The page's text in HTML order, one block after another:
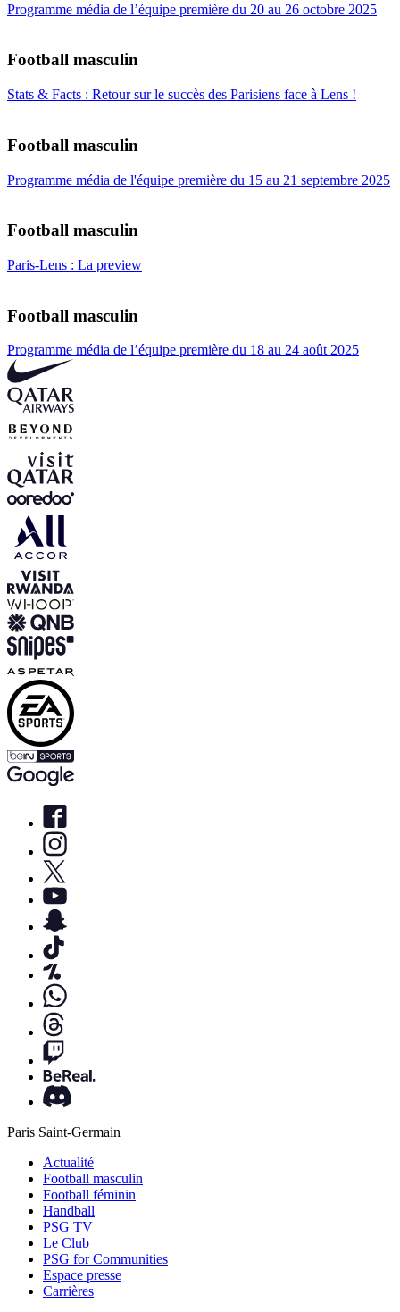
Programme média de l’équipe première du 20 au 26 octobre 2025
Football masculin
Stats & Facts : Retour sur le succès des Parisiens face à Lens !
Football masculin
Programme média de l'équipe première du 15 au 21 septembre 2025
Football masculin
Paris-Lens : La preview
Football masculin
Programme média de l’équipe première du 18 au 24 août 2025
Paris Saint-Germain
Actualité
Football masculin
Football féminin
Handball
PSG TV
Le Club
PSG for Communities
Espace presse
Carrières